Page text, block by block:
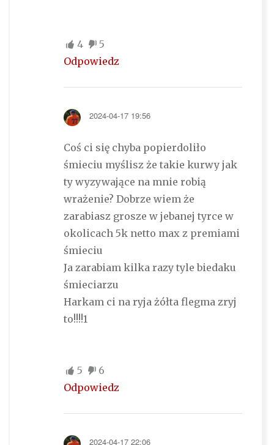
4
5
Odpowiedz
2024-04-17 19:56
Coś ci się chyba popierdoliło
śmieciu myślisz że takie kurwy jak
ty wyzywające na mnie robią
wrażenie? Dobrze wiem że
zarabiasz grosze w jebanej tyrce w
okolicach 5k netto max z premiami
śmieciu
Ja zarabiam kilka razy tyle biedaku
śmieciarzu
Harkam ci na ryja żółta flegma zryj
to!!!!1
5
6
Odpowiedz
2024-04-17 22:06